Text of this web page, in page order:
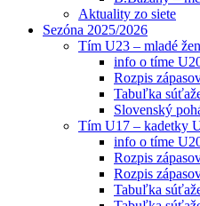
Aktuality zo siete
Sezóna 2025/2026
Tím U23 – mladé
info o tíme
Rozpis
Tabuľka
Slovenský
Tím U17 – kadetky
info o tíme
Rozpis
Rozpis
Tabuľka